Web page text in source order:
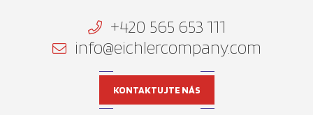
+420 565 653 111
info@eichlercompany.com
KONTAKTUJTE NÁS